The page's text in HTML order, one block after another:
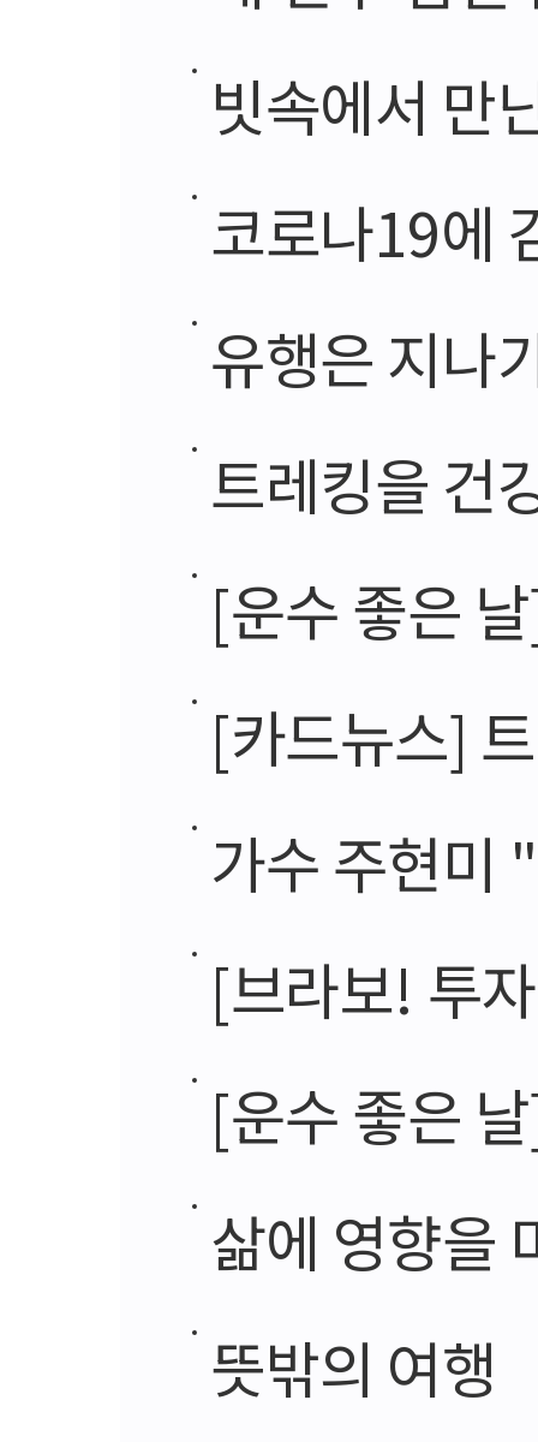
빗속에서 만
코로나19에
유행은 지나
트레킹을 건
[운수 좋은
[카드뉴스]
가수 주현미 "
[브라보! 투
[운수 좋은
삶에 영향을
뜻밖의 여행